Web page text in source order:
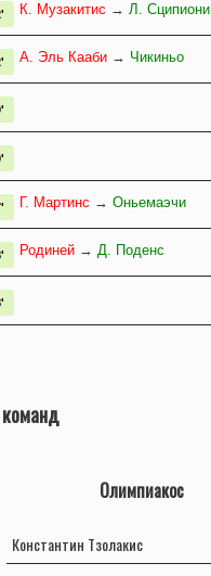
К. Музакитис → Л. Сципиони
А. Эль Кааби → Чикиньо
Г. Мартинс → Оньемаэчи
Родиней → Д. Поденс
Олимпиакос
Константин Тзолакис